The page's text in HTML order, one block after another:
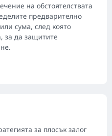
на обстоятелствата
предварително
сума, след която
за да защитите
за плосък залог